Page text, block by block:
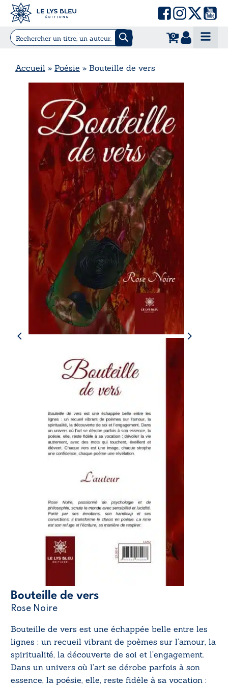
0
Accueil » Poésie » Bouteille de vers
Bouteille de vers
Rose Noire
Bouteille de vers est une échappée belle entre les
lignes : un recueil vibrant de poèmes sur l’amour, la
spiritualité, la découverte de soi et l’engagement.
Dans un univers où l’art se dérobe parfois à son
essence, la poésie, elle, reste fidèle à sa vocation :